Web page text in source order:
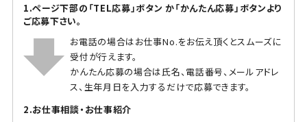
1.ページ下部の「TEL応募」ボタン か「かんたん応募」ボタンより
ご応募下さい。
お電話の場合はお仕事No.をお伝え頂くとスムーズに
受付が行えます。
かんたん応募の場合は氏名、電話番号、メールアドレ
ス、生年月日を入力するだけで応募できます。
2.お仕事相談・お仕事紹介